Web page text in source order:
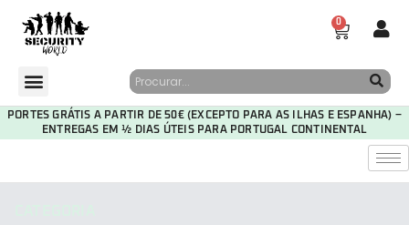
0
PORTES GRÁTIS A PARTIR DE 50€ (EXCEPTO PARA AS ILHAS E ESPANHA) –
ENTREGAS EM ½ DIAS ÚTEIS PARA PORTUGAL CONTINENTAL